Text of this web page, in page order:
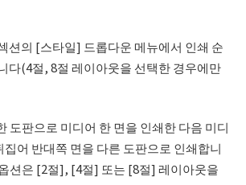
션의 [스타일] 드롭다운 메뉴에서 인쇄 순
다(4절, 8절 레이아웃을 선택한 경우에만
도판으로 미디어 한 면을 인쇄한 다음 미디
집어 반대쪽 면을 다른 도판으로 인쇄합니
션은 [2절], [4절] 또는 [8절] 레이아웃을